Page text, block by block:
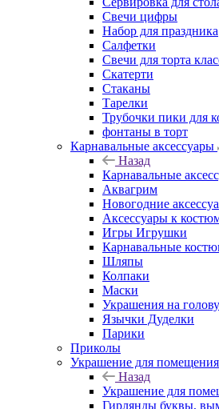
Свечи цифры
Набор для праздника
Салфетки
Свечи для торта
Скатерти
Стаканы
Тарелки
Трубочки пики для
фонтаны в торт
Карнавальные аксессуары
Назад
Карнавальные
Аквагрим
Новогодние
Аксессуары к
Игры Игрушки
Карнавальные
Шляпы
Колпаки
Маски
Украшения на голову
Язычки Дуделки
Парики
Приколы
Украшение для помещения
Назад
Украшение для
Гирлянды буквы,